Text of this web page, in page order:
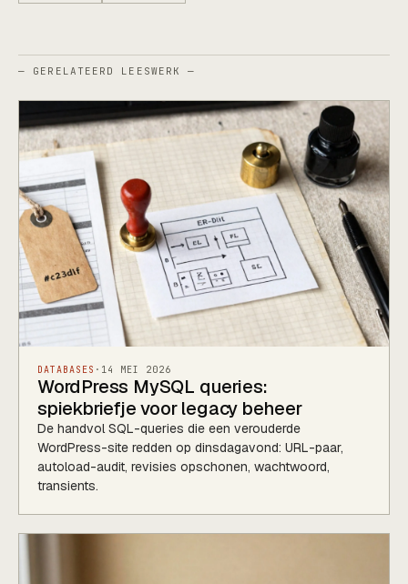
— GERELATEERD LEESWERK —
DATABASES · 14 MEI 2026
WordPress MySQL queries:
spiekbriefje voor legacy beheer
De handvol SQL-queries die een verouderde
WordPress-site redden op dinsdagavond: URL-paar,
autoload-audit, revisies opschonen, wachtwoord,
transients.